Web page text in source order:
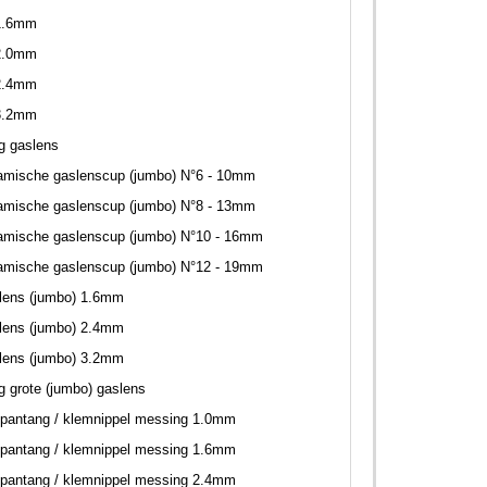
gaslens
gaslenscup (jumbo) N°6 - 10mm
gaslenscup (jumbo) N°8 - 13mm
gaslenscup (jumbo) N°10 - 16mm
gaslenscup (jumbo) N°12 - 19mm
(jumbo) 1.6mm
(jumbo) 2.4mm
(jumbo) 3.2mm
grote (jumbo) gaslens
/ klemnippel messing 1.0mm
/ klemnippel messing 1.6mm
/ klemnippel messing 2.4mm